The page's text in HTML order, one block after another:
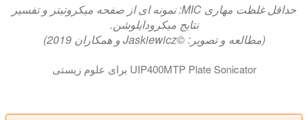
حداقل غلظت مهاری MIC: نمونه ای از صفحه میکروتیتر و تفسیر
نتایج میکرودایلوشن.
(مطالعه و تصویر: ©Jaskiewicz و همکاران 2019)
UIP400MTP Plate Sonicator برای علوم زیستی